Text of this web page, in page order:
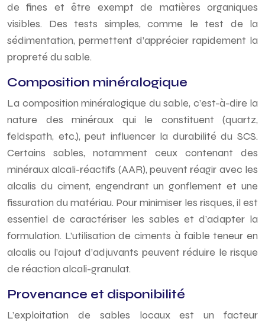
de fines et être exempt de matières organiques
visibles. Des tests simples, comme le test de la
sédimentation, permettent d’apprécier rapidement la
propreté du sable.
Composition minéralogique
La composition minéralogique du sable, c’est-à-dire la
nature des minéraux qui le constituent (quartz,
feldspath, etc.), peut influencer la durabilité du SCS.
Certains sables, notamment ceux contenant des
minéraux alcali-réactifs (AAR), peuvent réagir avec les
alcalis du ciment, engendrant un gonflement et une
fissuration du matériau. Pour minimiser les risques, il est
essentiel de caractériser les sables et d’adapter la
formulation. L’utilisation de ciments à faible teneur en
alcalis ou l’ajout d’adjuvants peuvent réduire le risque
de réaction alcali-granulat.
Provenance et disponibilité
L’exploitation de sables locaux est un facteur